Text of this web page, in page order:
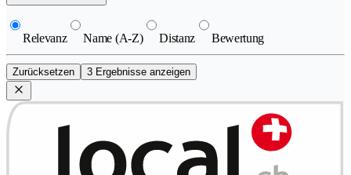
Relevanz Name (A-Z) Distanz Bewertung
Zurücksetzen 3 Ergebnisse anzeigen